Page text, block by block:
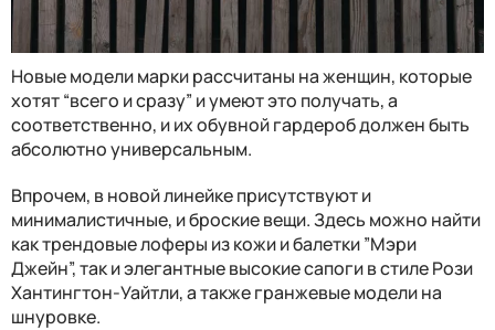
Новые модели марки рассчитаны на женщин, которые
хотят “всего и сразу” и умеют это получать, а
соответственно, и их обувной гардероб должен быть
абсолютно универсальным.
Впрочем, в новой линейке присутствуют и
минималистичные, и броские вещи. Здесь можно найти
как трендовые лоферы из кожи и балетки ”Мэри
Джейн”, так и элегантные высокие сапоги в стиле Рози
Хантингтон-Уайтли, а также гранжевые модели на
шнуровке.